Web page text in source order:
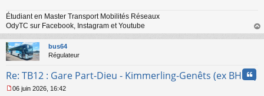
Étudiant en Master Transport Mobilités Réseaux
OdyTC sur Facebook, Instagram et Youtube
au
bus64
Régulateur
Re: TB12 : Gare Part-Dieu - Kimmerling-Genêts (ex BHNS)
06 juin 2026, 16:42